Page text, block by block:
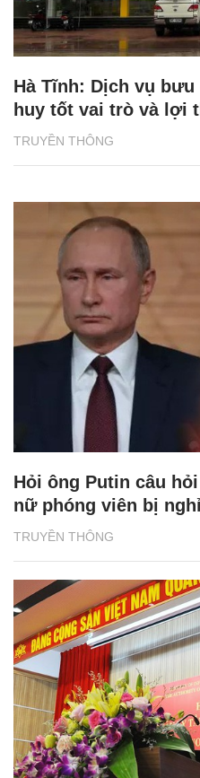
TRUYỀN THÔNG
Hà Tĩnh: Dịch vụ
huy tốt vai trò và lợi
TRUYỀN THÔNG
Hỏi ông Putin câu
nữ phóng viên bị